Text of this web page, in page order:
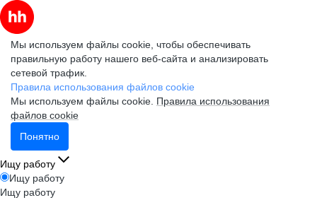
Мы используем файлы cookie, чтобы обеспечивать
правильную работу нашего веб-сайта и анализировать
сетевой трафик.
Правила использования файлов cookie
Мы используем файлы cookie. Правила использования
файлов cookie
Понятно
Ищу работу
Ищу работу
Ищу работу